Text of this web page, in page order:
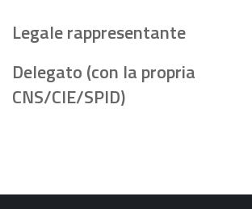
Legale rappresentante
Delegato (con la propria
CNS/CIE/SPID)